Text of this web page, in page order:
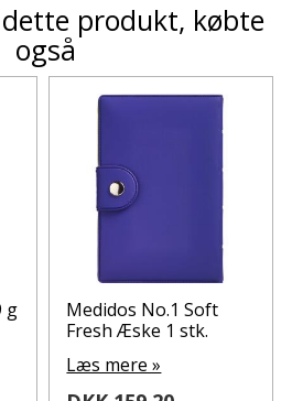
produkt, købte
også
g
Medidos No.1 Soft
Fresh Æske 1 stk.
Læs mere »